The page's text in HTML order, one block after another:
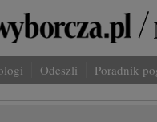
Odeszli Poradnik